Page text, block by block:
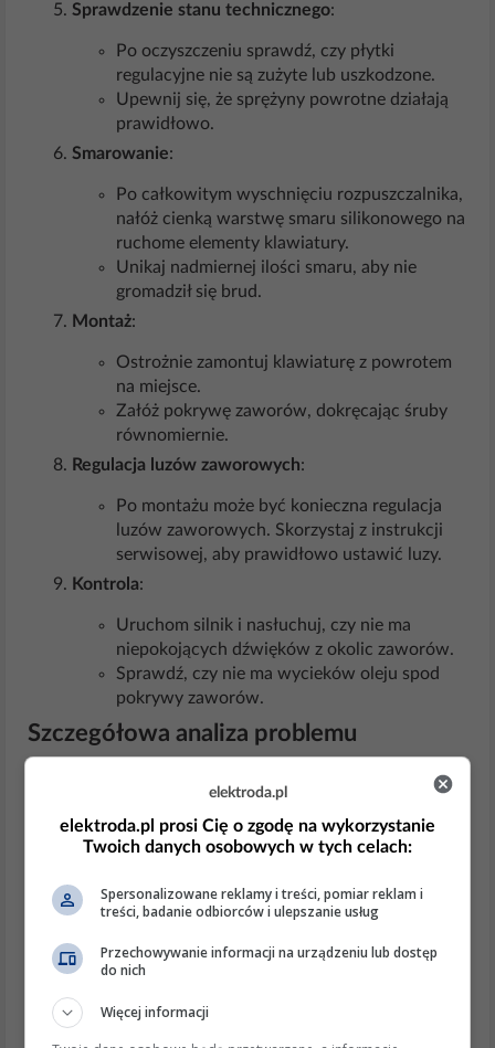
Sprawdzenie stanu technicznego:
Po oczyszczeniu sprawdź, czy płytki
regulacyjne nie są zużyte lub uszkodzone.
Upewnij się, że sprężyny powrotne działają
prawidłowo.
Smarowanie:
Po całkowitym wyschnięciu rozpuszczalnika,
nałóż cienką warstwę smaru silikonowego na
ruchome elementy klawiatury.
Unikaj nadmiernej ilości smaru, aby nie
gromadził się brud.
Montaż:
Ostrożnie zamontuj klawiaturę z powrotem
na miejsce.
Załóż pokrywę zaworów, dokręcając śruby
równomiernie.
Regulacja luzów zaworowych:
Po montażu może być konieczna regulacja
luzów zaworowych. Skorzystaj z instrukcji
serwisowej, aby prawidłowo ustawić luzy.
Kontrola:
Uruchom silnik i nasłuchuj, czy nie ma
niepokojących dźwięków z okolic zaworów.
Sprawdź, czy nie ma wycieków oleju spod
pokrywy zaworów.
Szczegółowa analiza problemu
silniku. Z czasem, w wyniku pracy silnika, na klawiaturze
zanieczyszczenia, które mogą wpływać na jej działanie.
Regularne czyszczenie tego elementu jest kluczowe dla
Teoretyczne podstawy
elektroda.pl
elektroda.pl prosi Cię o zgodę na wykorzystanie
Twoich danych osobowych w tych celach:
Spersonalizowane reklamy i treści, pomiar reklam i
treści, badanie odbiorców i ulepszanie usług
Przechowywanie informacji na urządzeniu lub dostęp
do nich
Więcej informacji